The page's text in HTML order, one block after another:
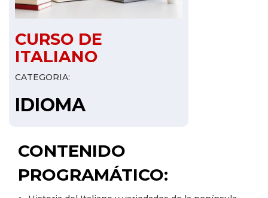
CURSO DE
ITALIANO
CATEGORIA:
IDIOMA
CONTENIDO
PROGRAMÁTICO: